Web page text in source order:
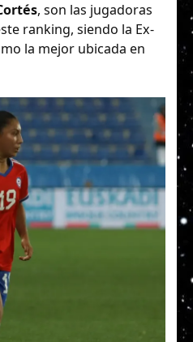
, son las jugadoras
ranking, siendo la Ex-
la mejor ubicada en